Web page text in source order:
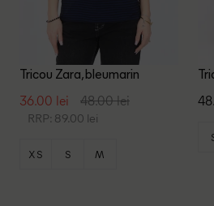
Tricou Zara, bleumarin
36.00 lei 48.00 lei
RRP: 89.00 lei
XS S M